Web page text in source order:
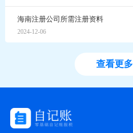
海南注册公司所需注册资料
2024-12-06
查看更多